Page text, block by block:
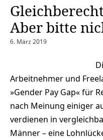
Aber bitte
6. März 2019
Arbeitnehmer und
»Gender Pay Gap« für
nach Meinung einiger
verdienen in
Männer – eine